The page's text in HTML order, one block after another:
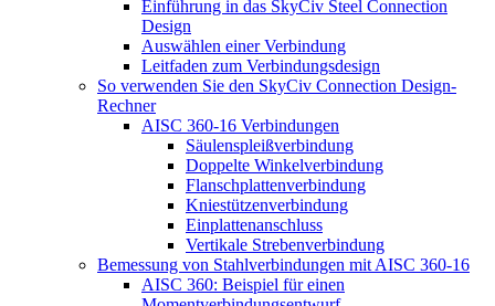
Einführung in das SkyCiv Steel Connection
Design
Auswählen einer Verbindung
Leitfaden zum Verbindungsdesign
So verwenden Sie den SkyCiv Connection Design-
Rechner
AISC 360-16 Verbindungen
Säulenspleißverbindung
Doppelte Winkelverbindung
Flanschplattenverbindung
Kniestützenverbindung
Einplattenanschluss
Vertikale Strebenverbindung
Bemessung von Stahlverbindungen mit AISC 360-16
AISC 360: Beispiel für einen